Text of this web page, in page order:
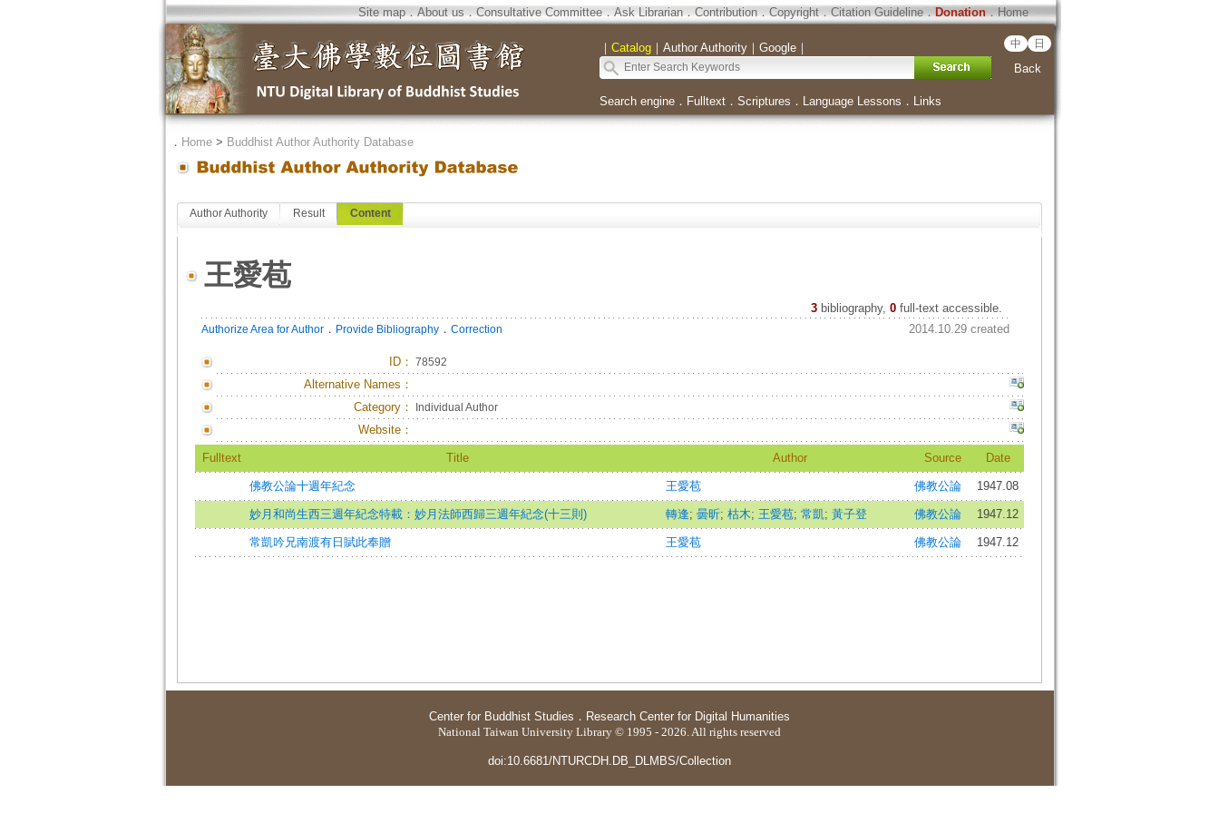
Site map．About us．Consultative Committee．Ask Librarian．Contribution．Copyright．Citation Guideline．Donation．Home
｜ Catalog｜ Author Authority｜ Google｜ 中 日
Back
Search engine． Fulltext． Scriptures ． Language Lessons ． Links
． Home> Buddhist Author Authority Database
Author Authority Result Content
王愛苞
3 bibliography, 0full-text accessible.
Authorize Area for Author． Provide Bibliography． Correction 2014.10.29 created
ID： 78592
Alternative Names：
Category：
Individual Author
Website：
Fulltext Title Author Source Date
佛教公論十週年紀念 王愛苞 佛教公論 1947.08
妙月和尚生西三週年紀念特載：妙月法師西歸三週年紀念(十三則) 轉逢; 曇昕; 枯木; 王愛苞; 常凱; 黃子登 佛教公論 1947.12
常凱吟兄南渡有日賦此奉贈 王愛苞 佛教公論 1947.12
Center for Buddhist Studies ． Research Center for Digital Humanities
National Taiwan University Library © 1995 - 2026. All rights reserved
doi:10.6681/NTURCDH.DB_DLMBS/Collection